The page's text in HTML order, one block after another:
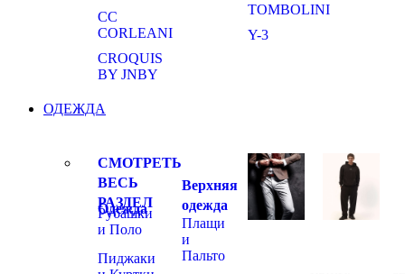
CC
CORLEANI
CROQUIS
BY JNBY
TOMBOLINI
Y-3
ОДЕЖДА
СМОТРЕТЬ
ВЕСЬ
РАЗДЕЛ
Одежда
Рубашки
и Поло
Пиджаки
Верхняя
одежда
Плащи
и
Пальто